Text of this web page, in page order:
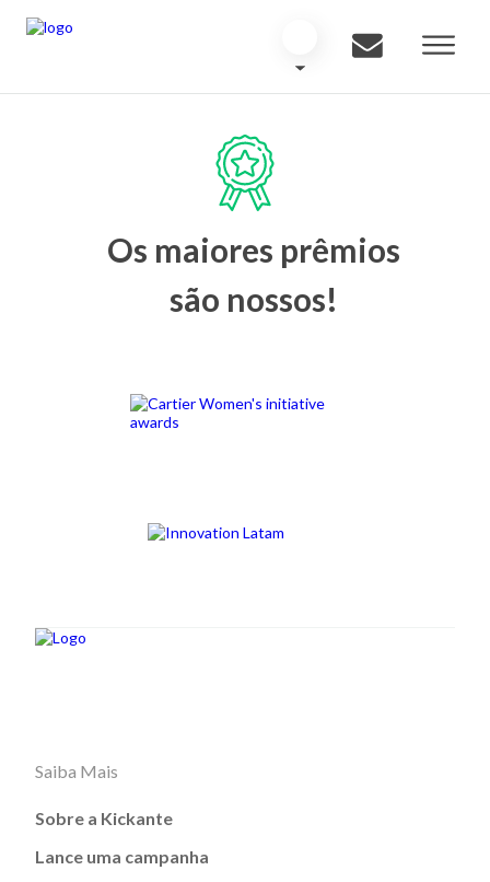
Os maiores prêmios
são nossos!
Saiba Mais
Sobre a Kickante
Lance uma campanha